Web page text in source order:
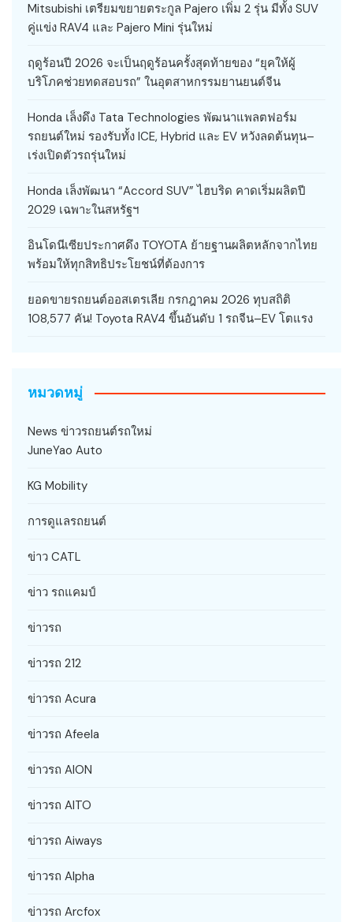
Mitsubishi เตรียมขยายตระกูล Pajero เพิ่ม 2 รุ่น มีทั้ง SUV
คู่แข่ง RAV4 และ Pajero Mini รุ่นใหม่
ฤดูร้อนปี 2026 จะเป็นฤดูร้อนครั้งสุดท้ายของ “ยุคให้ผู้
บริโภคช่วยทดสอบรถ” ในอุตสาหกรรมยานยนต์จีน
Honda เล็งดึง Tata Technologies พัฒนาแพลตฟอร์ม
รถยนต์ใหม่ รองรับทั้ง ICE, Hybrid และ EV หวังลดต้นทุน–
เร่งเปิดตัวรถรุ่นใหม่
Honda เล็งพัฒนา “Accord SUV” ไฮบริด คาดเริ่มผลิตปี
2029 เฉพาะในสหรัฐฯ
อินโดนีเซียประกาศดึง TOYOTA ย้ายฐานผลิตหลักจากไทย
พร้อมให้ทุกสิทธิประโยชน์ที่ต้องการ
ยอดขายรถยนต์ออสเตรเลีย กรกฎาคม 2026 ทุบสถิติ
108,577 คัน! Toyota RAV4 ขึ้นอันดับ 1 รถจีน–EV โตแรง
หมวดหมู่
News ข่าวรถยนต์รถใหม่
JuneYao Auto
KG Mobility
การดูแลรถยนต์
ข่าว CATL
ข่าว รถแคมป์
ข่าวรถ
ข่าวรถ 212
ข่าวรถ Acura
ข่าวรถ Afeela
ข่าวรถ AION
ข่าวรถ AITO
ข่าวรถ Aiways
ข่าวรถ Alpha
ข่าวรถ Arcfox